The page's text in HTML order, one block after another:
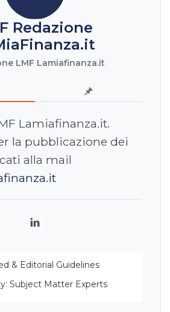
Redazione
LMF Lamiafinanza.it
Lamiafinanza.it.
la pubblicazione dei
alla mail
LinkedIn
& Editorial Guidelines
Subject Matter Experts